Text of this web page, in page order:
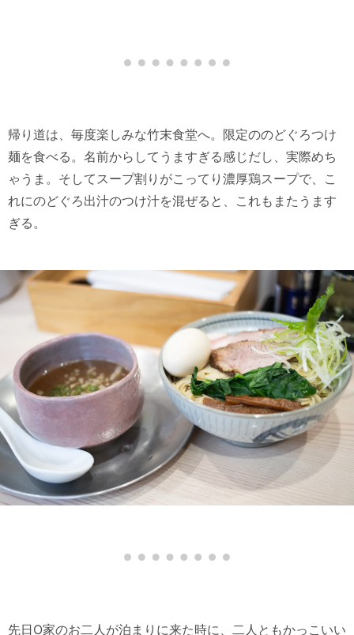
帰り道は、毎度楽しみな竹末食堂へ。限定ののどぐろつけ
麺を食べる。名前からしてうますぎる感じだし、実際めち
ゃうま。そしてスープ割りがこってり濃厚鶏スープで、こ
れにのどぐろ出汁のつけ汁を混ぜると、これもまたうます
ぎる。
先日O家のお二人が泊まりに来た時に、二人ともかっこいい